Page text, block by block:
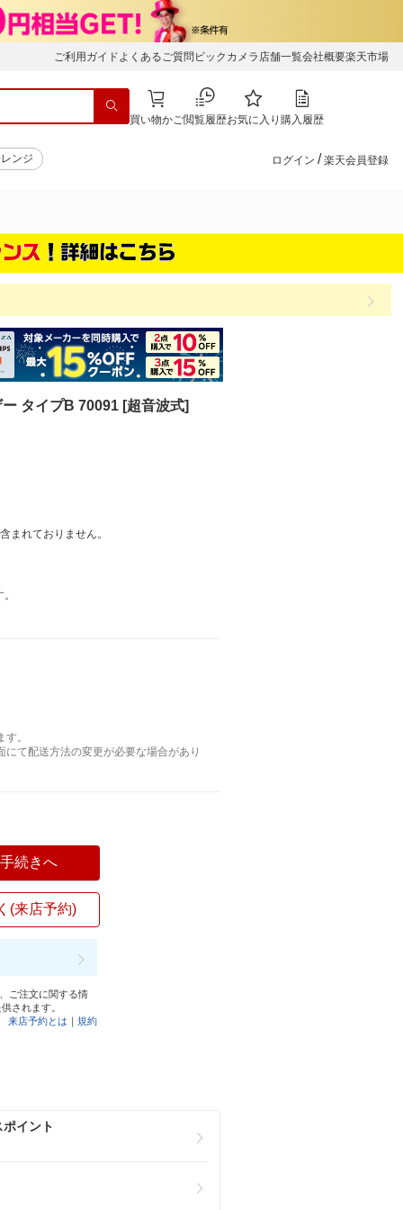
ご利用ガイド よくあるご質問 ビックカメラ店舗一覧会社概要楽天市場
買い物かご閲覧履歴お気に入り 購入履歴
ンジ ログイン / 楽天会員登録
タイプB 70091 [超音波式]
まれておりません。
。
て配送方法の変更が必要な場合があり
続きへ
(来店予約)
ご注文に関する情
されます。
来店予約とは ｜規約
イント